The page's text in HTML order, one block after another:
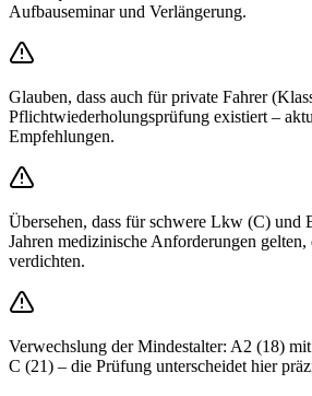
Aufbauseminar und Verlängerung.
Glauben, dass auch für private Fahrer
Pflichtwiederholungsprüfung existiert –
Empfehlungen.
Übersehen, dass für schwere Lkw (C) und
Jahren medizinische Anforderungen
verdichten.
Verwechslung der Mindestalter: A2 (18)
C (21) – die Prüfung unterscheidet hier